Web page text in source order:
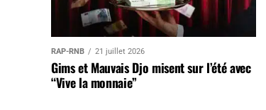
RAP-RNB 21 juillet 2026
Gims et Mauvais Djo misent sur l’été avec
“Vive la monnaie”